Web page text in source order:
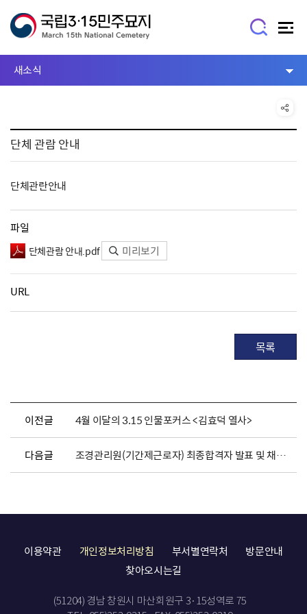
새소식
단체 관람 안내
단체관란안내
파일
단체관람 안내.pdf 미리보기
URL
목록
이전글 4월 이달의 3.15 인물포커스 <김효덕 열사>
다음글 조경관리원(기간제근로자) 최종합격자 발표 및 채용서류 제출 안내
이용약관 개인정보처리방침 부서별연락처
방문안내
찾아오시는길
(51204) 경남 창원시 마산회원구 3·15성역로 75